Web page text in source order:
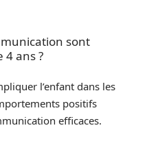
sont
4 ans ?
l’enfant dans les
positifs
efficaces.